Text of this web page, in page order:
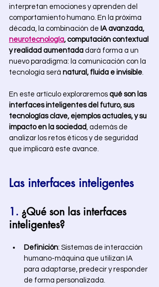
interpretan emociones y aprenden del
comportamiento humano. En la próxima
década, la combinación de IA avanzada,
neurotecnología, computación contextual
y realidad aumentada dará forma a un
nuevo paradigma: la comunicación con la
tecnología será natural, fluida e invisible.
En este artículo exploraremos qué son las
interfaces inteligentes del futuro, sus
tecnologías clave, ejemplos actuales, y su
impacto en la sociedad, además de
analizar los retos éticos y de seguridad
que implicará este avance.
Las interfaces inteligentes
1. ¿Qué son las interfaces
inteligentes?
Definición: Sistemas de interacción
humano-máquina que utilizan IA
para adaptarse, predecir y responder
de forma personalizada.